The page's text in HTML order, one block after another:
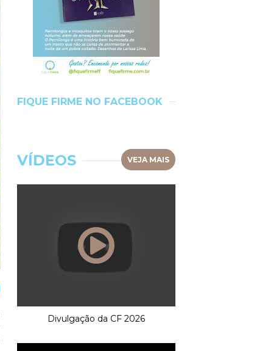
FIQUE FIRME NO FACEBOOK
VÍDEOS VEJA MAIS
Divulgação da CF 2026